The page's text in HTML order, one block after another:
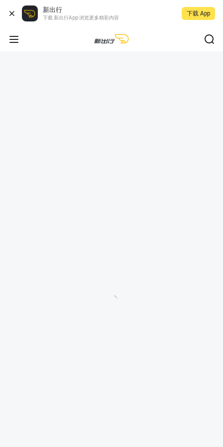
新出行
下载 新出行App 浏览更多精彩内容
下载 App